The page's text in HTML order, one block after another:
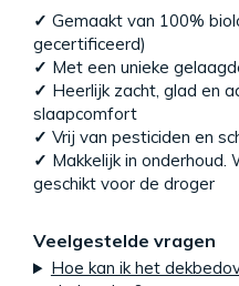
✓ Gemaakt van 100%
gecertificeerd)
✓ Met een unieke
✓ Heerlijk zacht, glad en
slaapcomfort
✓ Vrij van pesticiden en
✓ Makkelijk in
geschikt voor de droger
Veelgestelde vragen
Hoe kan ik het